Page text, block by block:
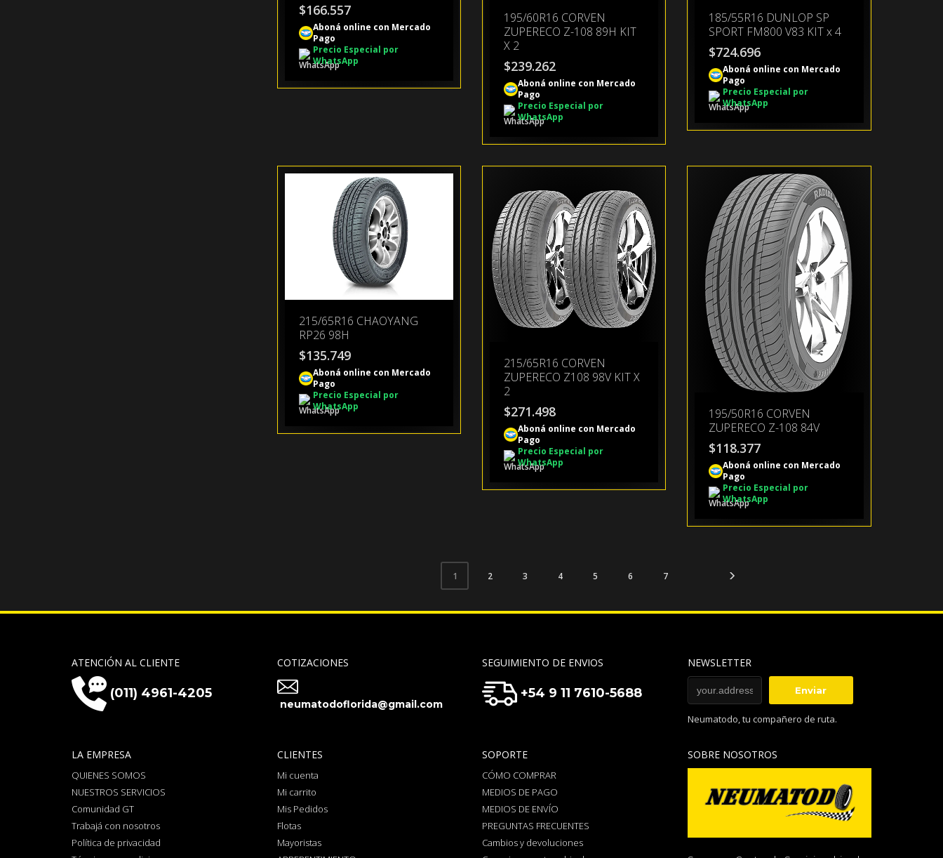
$166.557
Aboná online con Mercado
Pago
Precio Especial por
WhatsApp
195/60R16 CORVEN
ZUPERECO Z-108 89H KIT
X 2
$239.262
Aboná online con Mercado
Pago
Precio Especial por
WhatsApp
185/55R16 DUNLOP SP
SPORT FM800 V83 KIT x 4
$724.696
Aboná online con Mercado
Pago
Precio Especial por
WhatsApp
215/65R16 CHAOYANG
RP26 98H
$135.749
Aboná online con Mercado
Pago
Precio Especial por
WhatsApp
215/65R16 CORVEN
ZUPERECO Z108 98V KIT X
2
$271.498
Aboná online con Mercado
Pago
Precio Especial por
WhatsApp
195/50R16 CORVEN
ZUPERECO Z-108 84V
$118.377
Aboná online con Mercado
Pago
Precio Especial por
WhatsApp
1 2 3 4 5 6 7
ATENCIÓN AL CLIENTE
(011) 4961-4205
COTIZACIONES
neumatodoflorida@gmail.com
SEGUIMIENTO DE ENVIOS
+54 9 11 7610-5688
NEWSLETTER
Neumatodo, tu compañero de ruta.
LA EMPRESA
QUIENES SOMOS
NUESTROS SERVICIOS
Comunidad GT
Trabajá con nosotros
Política de privacidad
CLIENTES
Mi cuenta
Mi carrito
Mis Pedidos
Flotas
Mayoristas
SOPORTE
CÓMO COMPRAR
MEDIOS DE PAGO
MEDIOS DE ENVÍO
PREGUNTAS FRECUENTES
Cambios y devoluciones
SOBRE NOSOTROS